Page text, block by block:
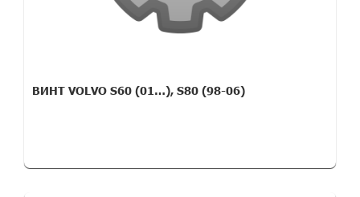
ВИНТ VOLVO S60 (01…), S80 (98-06)